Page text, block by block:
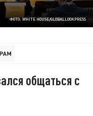
ФОТО: WHITE HOUSE/GLOBALLOOKPRESS
общаться с